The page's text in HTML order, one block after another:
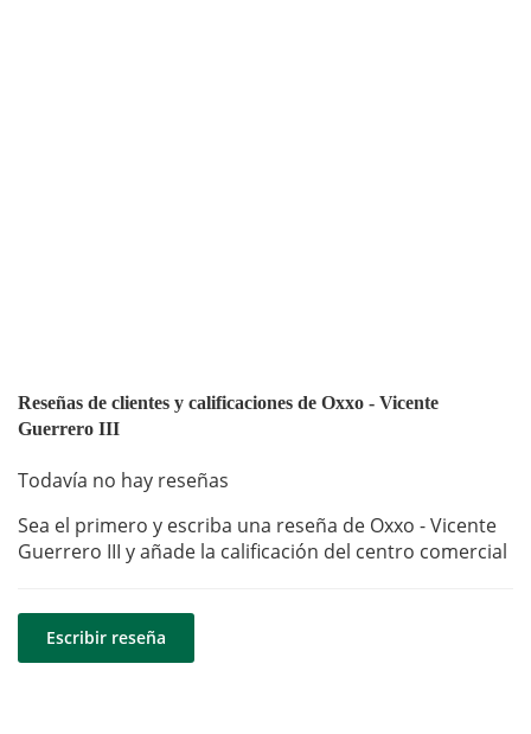
Reseñas de clientes y calificaciones de Oxxo - Vicente
Guerrero III
Todavía no hay reseñas
Sea el primero y escriba una reseña de Oxxo - Vicente
Guerrero III y añade la calificación del centro comercial
Escribir reseña